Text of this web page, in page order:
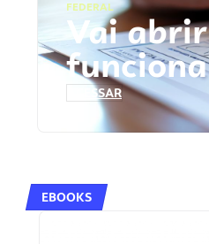
FEDERAL
Vai
ACESSAR
EBOOKS